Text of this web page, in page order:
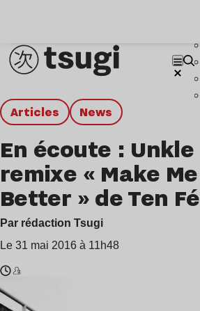
Articles news
En écoute : Unkle
remixe « Make Me
Better » de Ten Fé
Par rédaction Tsugi
Le 31 mai 2016 à 11h48
de,